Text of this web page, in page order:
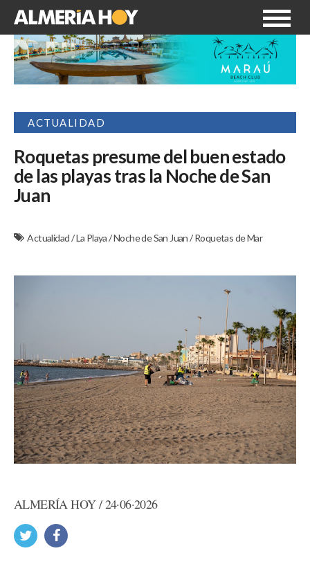
ACTUALIDAD
Roquetas presume del buen estado
de las playas tras la Noche de San
Juan
Actualidad/La Playa/Noche de San Juan/Roquetas de Mar
ALMERÍA HOY / 24·06·2026